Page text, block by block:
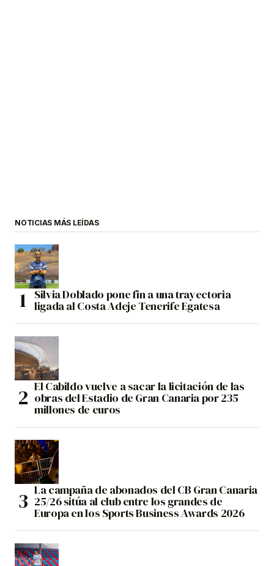
NOTICIAS MÁS LEÍDAS
Silvia Doblado pone fin a una trayectoria
ligada al Costa Adeje Tenerife Egatesa
El Cabildo vuelve a sacar la licitación de las
obras del Estadio de Gran Canaria por 235
millones de euros
La campaña de abonados del CB Gran Canaria
25/26 sitúa al club entre los grandes de
Europa en los Sports Business Awards 2026